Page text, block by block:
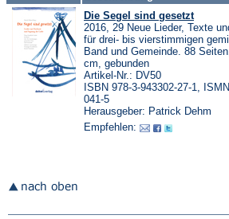
Die Segel sind gesetzt
2016, 29 Neue Lieder, Texte
für drei- bis vierstimmigen
Band und Gemeinde. 88
cm, gebunden
Artikel-Nr.: DV50
ISBN 978-3-943302-27-1,
041-5
Herausgeber: Patrick Dehm
Empfehlen: